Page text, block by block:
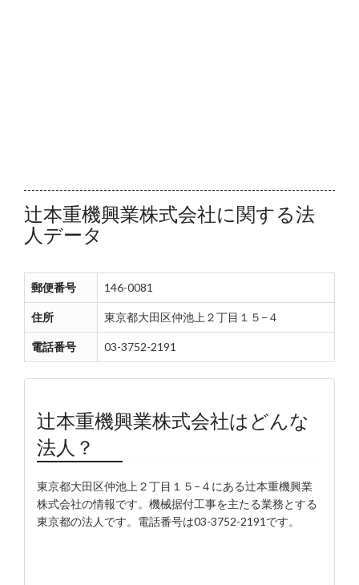
辻本重機興業株式会社に関する法
人データ
郵便番号 146-0081
住所 東京都大田区仲池上２丁目１５−４
電話番号 03-3752-2191
辻本重機興業株式会社はどんな
法人？
東京都大田区仲池上２丁目１５−４にある辻本重機興業
株式会社の情報です。機械据付工事を主たる業務とする
東京都の法人です。電話番号は03-3752-2191です。